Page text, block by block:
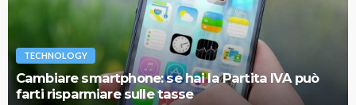
TECHNOLOGY
Cambiare smartphone: se hai la Partita IVA può
farti risparmiare sulle tasse